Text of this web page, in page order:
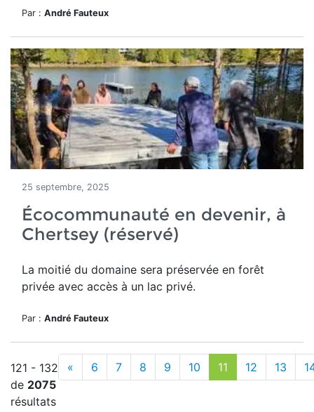
Par : André Fauteux
25 septembre, 2025
Écocommunauté en devenir, à
Chertsey (réservé)
La moitié du domaine sera préservée en forêt
privée avec accès à un lac privé.
Par : André Fauteux
121 - 132
de 2075
résultats
« 6 7 8 9 10 11 12 13